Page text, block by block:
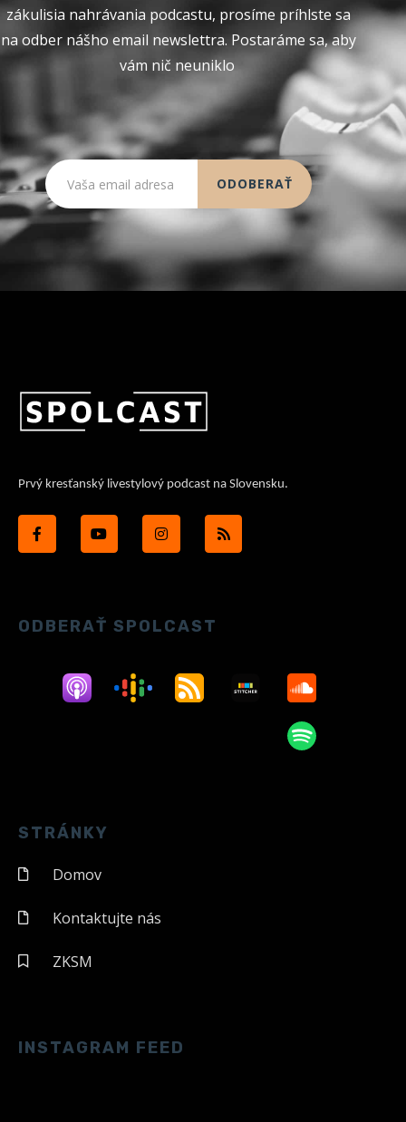
zákulisia nahrávania podcastu, prosíme príhlste sa
na odber nášho email newslettra. Postaráme sa, aby
vám nič neuniklo
Prvý kresťanský livestylový podcast na Slovensku.
ODBERAŤ SPOLCAST
STRÁNKY
Domov
Kontaktujte nás
ZKSM
INSTAGRAM FEED